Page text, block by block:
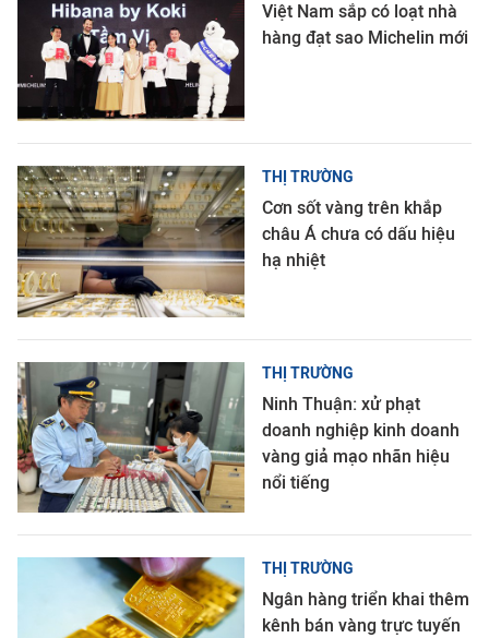
Việt Nam sắp có loạt nhà
hàng đạt sao Michelin mới
THỊ TRƯỜNG
Cơn sốt vàng trên khắp
châu Á chưa có dấu hiệu
hạ nhiệt
THỊ TRƯỜNG
Ninh Thuận: xử phạt
doanh nghiệp kinh doanh
vàng giả mạo nhãn hiệu
nổi tiếng
THỊ TRƯỜNG
Ngân hàng triển khai thêm
kênh bán vàng trực tuyến